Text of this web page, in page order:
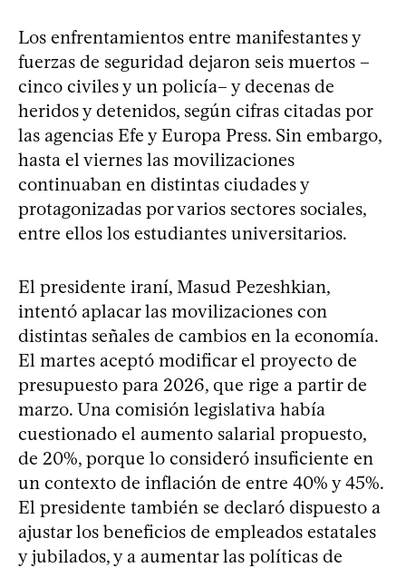
Los enfrentamientos entre manifestantes y
fuerzas de seguridad dejaron seis muertos –
cinco civiles y un policía– y decenas de
heridos y detenidos, según cifras citadas por
las agencias Efe y Europa Press. Sin embargo,
hasta el viernes las movilizaciones
continuaban en distintas ciudades y
protagonizadas por varios sectores sociales,
entre ellos los estudiantes universitarios.
El presidente iraní, Masud Pezeshkian,
intentó aplacar las movilizaciones con
distintas señales de cambios en la economía.
El martes aceptó modificar el proyecto de
presupuesto para 2026, que rige a partir de
marzo. Una comisión legislativa había
cuestionado el aumento salarial propuesto,
de 20%, porque lo consideró insuficiente en
un contexto de inflación de entre 40% y 45%.
El presidente también se declaró dispuesto a
ajustar los beneficios de empleados estatales
y jubilados, y a aumentar las políticas de